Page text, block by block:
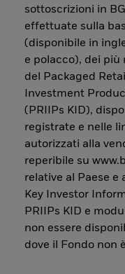
sottoscrizioni in
effettuate sulla
(disponibile in
e polacco), dei
del Packaged
Investment
(PRIIPs KID),
registrate e nelle
autorizzati alla
reperibile su
relative al Paese
Key Investor
PRIIPs KID e
non essere
dove il Fondo non